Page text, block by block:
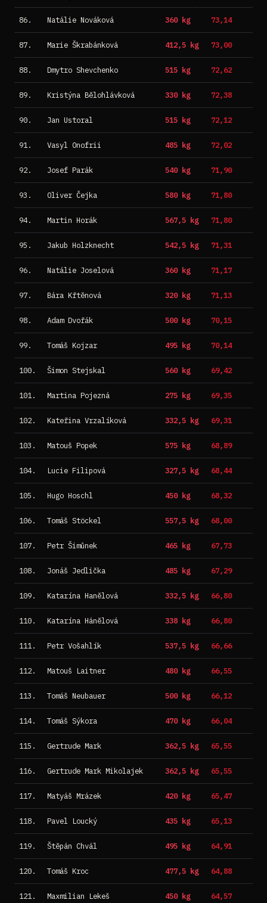
86. Natálie Nováková 360 kg 73,14
87. Marie Škrabánková 412,5 kg 73,00
88. Dmytro Shevchenko 515 kg 72,62
89. Kristýna Bělohlávková 330 kg 72,38
90. Jan Ustoral 515 kg 72,12
91. Vasyl Onofrii 485 kg 72,02
92. Josef Parák 540 kg 71,90
93. Oliver Čejka 580 kg 71,80
94. Martin Horák 567,5 kg 71,80
95. Jakub Holzknecht 542,5 kg 71,31
96. Natálie Joselová 360 kg 71,17
97. Bára Křtěnová 320 kg 71,13
98. Adam Dvořák 500 kg 70,15
99. Tomáš Kojzar 495 kg 70,14
100. Šimon Stejskal 560 kg 69,42
101. Martina Pojezná 275 kg 69,35
102. Kateřina Vrzalíková 332,5 kg 69,31
103. Matouš Popek 575 kg 68,89
104. Lucie Filipová 327,5 kg 68,44
105. Hugo Hoschl 450 kg 68,32
106. Tomáš Stöckel 557,5 kg 68,00
107. Petr Šimůnek 465 kg 67,73
108. Jonáš Jedlička 485 kg 67,29
109. Katarína Hanělová 332,5 kg 66,80
110. Katarína Hánělová 338 kg 66,80
111. Petr Vošahlík 537,5 kg 66,66
112. Matouš Laitner 480 kg 66,55
113. Tomáš Neubauer 500 kg 66,12
114. Tomáš Sýkora 470 kg 66,04
115. Gertrude Mark 362,5 kg 65,55
116. Gertrude Mark Mikolajek 362,5 kg 65,55
117. Matyáš Mrázek 420 kg 65,47
118. Pavel Loucký 435 kg 65,13
119. Štěpán Chvál 495 kg 64,91
120. Tomáš Kroc 477,5 kg 64,88
121. Maxmilian Lekeš 450 kg 64,57